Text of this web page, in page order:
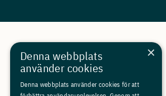
×
Denna webbplats
använder cookies
Denna webbplats använder cookies för att